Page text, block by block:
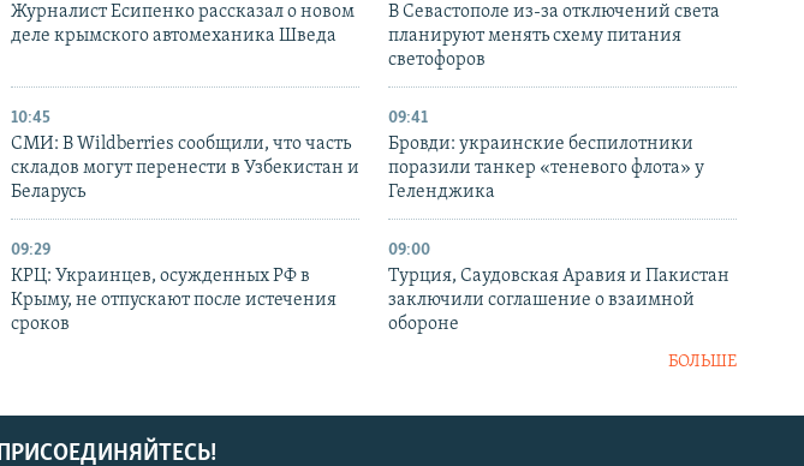
Журналист Есипенко рассказал о новом
деле крымского автомеханика Шведа
В Севастополе из-за отключений света
планируют менять схему питания
светофоров
10:45
СМИ: В Wildberries сообщили, что часть
складов могут перенести в Узбекистан и
Беларусь
09:41
Бровди: украинские беспилотники
поразили танкер «теневого флота» у
Геленджика
09:29
КРЦ: Украинцев, осужденных РФ в
Крыму, не отпускают после истечения
сроков
09:00
Турция, Саудовская Аравия и Пакистан
заключили соглашение о взаимной
обороне
БОЛЬШЕ
ПРИСОЕДИНЯЙТЕСЬ!